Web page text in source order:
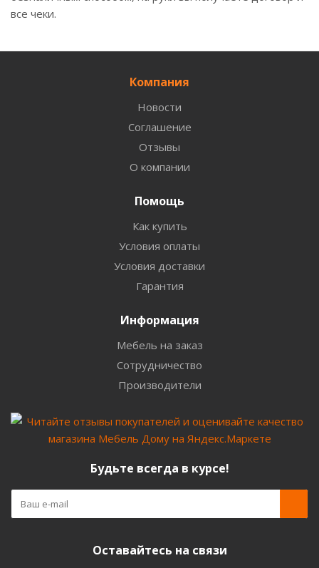
все чеки.
Компания
Новости
Соглашение
Отзывы
О компании
Помощь
Как купить
Условия оплаты
Условия доставки
Гарантия
Информация
Мебель на заказ
Сотрудничество
Производители
Будьте всегда в курсе!
Оставайтесь на связи